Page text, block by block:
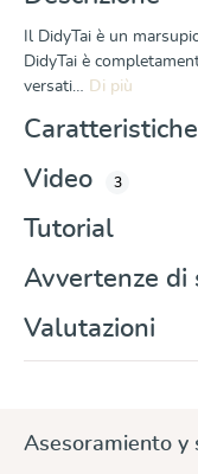
Il DidyTai è un
DidyTai è
versati… Di più
Caratteristiche
Video
3
Tutorial
Avvertenze di
Valutazioni
Asesoramiento y